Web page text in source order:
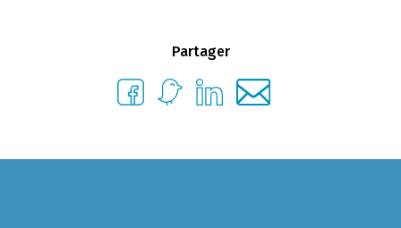
Partager